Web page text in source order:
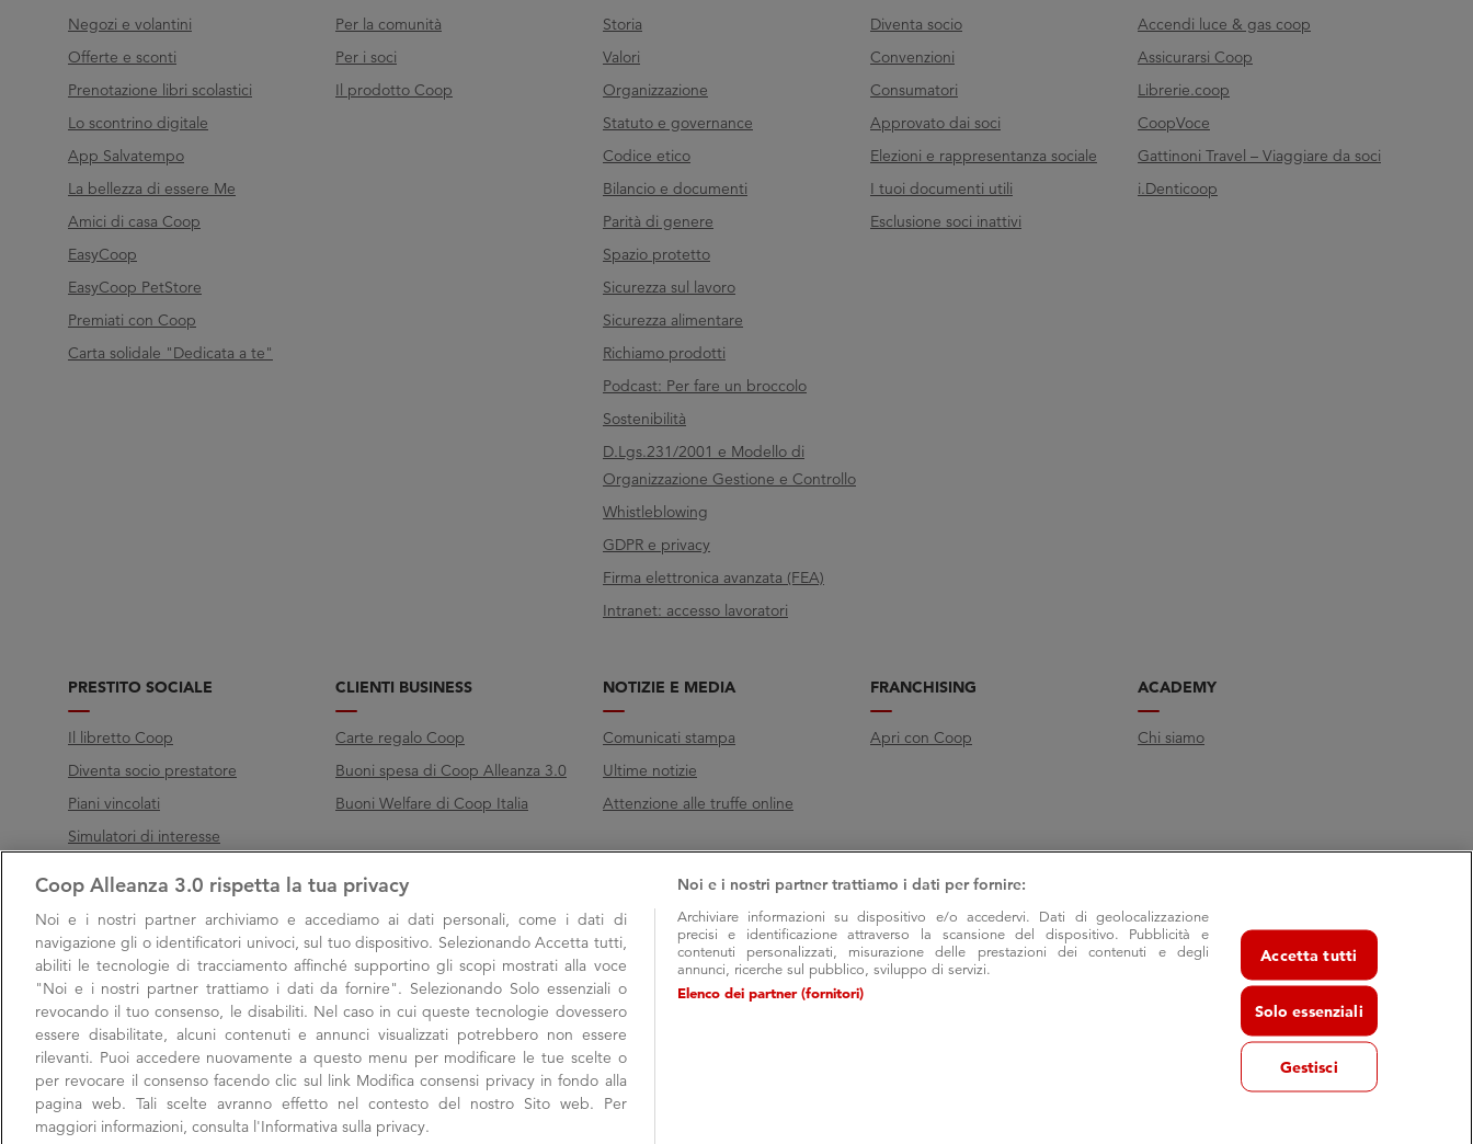
Negozi e volantini
Offerte e sconti
Prenotazione libri scolastici
Lo scontrino digitale
App Salvatempo
La bellezza di essere Me
Amici di casa Coop
EasyCoop
EasyCoop PetStore
Premiati con Coop
Carta solidale "Dedicata a te"
Per la comunità
Per i soci
Il prodotto Coop
Storia
Valori
Organizzazione
Statuto e governance
Codice etico
Bilancio e documenti
Parità di genere
Spazio protetto
Sicurezza sul lavoro
Sicurezza alimentare
Richiamo prodotti
Podcast: Per fare un broccolo
Sostenibilità
D.Lgs.231/2001 e Modello di
Organizzazione Gestione e Controllo
Whistleblowing
GDPR e privacy
Firma elettronica avanzata (FEA)
Intranet: accesso lavoratori
Diventa socio
Convenzioni
Consumatori
Approvato dai soci
Elezioni e rappresentanza sociale
I tuoi documenti utili
Esclusione soci inattivi
Accendi luce & gas coop
Assicurarsi Coop
Librerie.coop
CoopVoce
Gattinoni Travel – Viaggiare da soci
i.Denticoop
PRESTITO SOCIALE
Il libretto Coop
Diventa socio prestatore
Piani vincolati
Simulatori di interesse
CLIENTI BUSINESS
Carte regalo Coop
Buoni spesa di Coop Alleanza 3.0
Buoni Welfare di Coop Italia
NOTIZIE E MEDIA
Comunicati stampa
Ultime notizie
Attenzione alle truffe online
FRANCHISING
Apri con Coop
ACADEMY
Chi siamo
Call800 000 003
Lunedì → Venerdì, 9:00 → 17:00
Sabato, 9:00 → 13:00
Seguici su
COOP ALLEANZA 3.0 Soc. Coop. via Villanova 29/7- 40055 Castenaso (Bo) - frazione Villanova
Filo diretto
Coop Alleanza 3.0 rispetta la tua privacy
Noi e i nostri partner archiviamo e accediamo ai dati personali, come i dati di
navigazione gli o identificatori univoci, sul tuo dispositivo. Selezionando Accetta tutti,
abiliti le tecnologie di tracciamento affinché supportino gli scopi mostrati alla voce
"Noi e i nostri partner trattiamo i dati da fornire". Selezionando Solo essenziali o
revocando il tuo consenso, le disabiliti. Nel caso in cui queste tecnologie dovessero
essere disabilitate, alcuni contenuti e annunci visualizzati potrebbero non essere
rilevanti. Puoi accedere nuovamente a questo menu per modificare le tue scelte o
per revocare il consenso facendo clic sul link Modifica consensi privacy in fondo alla
pagina web. Tali scelte avranno effetto nel contesto del nostro Sito web. Per
maggiori informazioni, consulta l'Informativa sulla privacy.
Noi e i nostri partner trattiamo i dati per fornire:
Archiviare informazioni su dispositivo e/o accedervi. Dati di geolocalizzazione
precisi e identificazione attraverso la scansione del dispositivo. Pubblicità e
contenuti personalizzati, misurazione delle prestazioni dei contenuti e degli
annunci, ricerche sul pubblico, sviluppo di servizi.
Elenco dei partner (fornitori)
Accetta tutti
Solo essenziali
Gestisci